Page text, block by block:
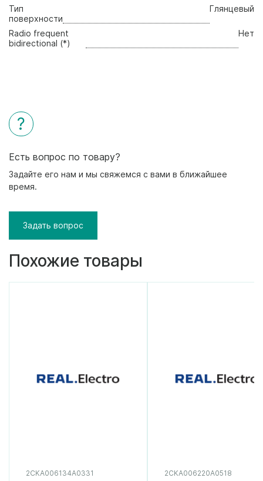
Тип
поверхности
Глянцевый
Radio frequent
bidirectional (*)
Нет
?
Есть вопрос по товару?
Задайте его нам и мы свяжемся с вами в ближайшее
время.
Задать вопрос
Похожие товары
2CKA006134A0331 2CKA006220A0518